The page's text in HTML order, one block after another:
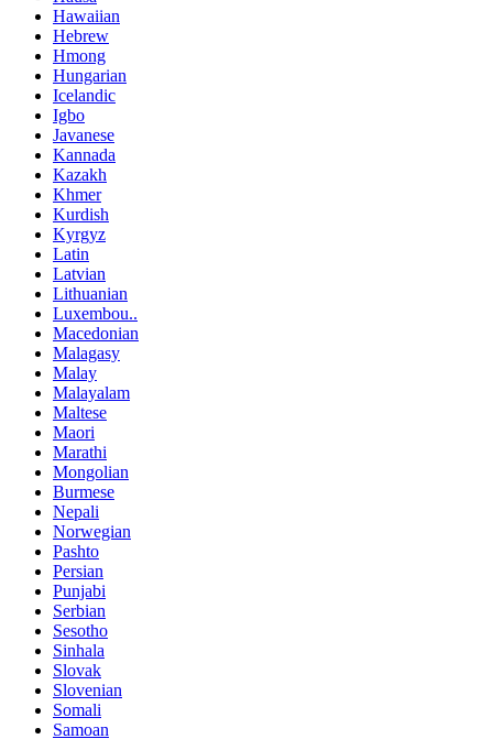
Hawaiian
Hebrew
Hmong
Hungarian
Icelandic
Igbo
Javanese
Kannada
Kazakh
Khmer
Kurdish
Kyrgyz
Latin
Latvian
Lithuanian
Luxembou..
Macedonian
Malagasy
Malay
Malayalam
Maltese
Maori
Marathi
Mongolian
Burmese
Nepali
Norwegian
Pashto
Persian
Punjabi
Serbian
Sesotho
Sinhala
Slovak
Slovenian
Somali
Samoan